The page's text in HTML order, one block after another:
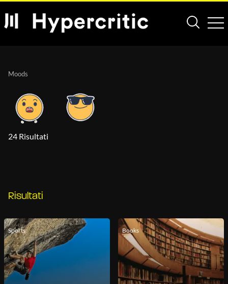
Moods
24 Risultati
Risultati
Sports Books